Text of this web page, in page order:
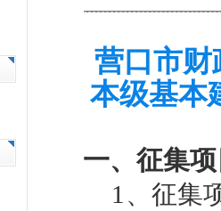
营口市
本级基本
一、征集
1 、征集